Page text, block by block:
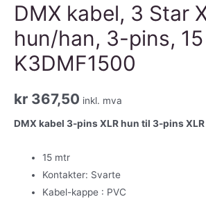
DMX kabel, 3 Star
hun/han, 3-pins,
K3DMF1500
kr 367,50 inkl. mva
DMX kabel 3-pins XLR hun til 3-pins XLR
15 mtr
Kontakter: Svarte
Kabel-kappe : PVC